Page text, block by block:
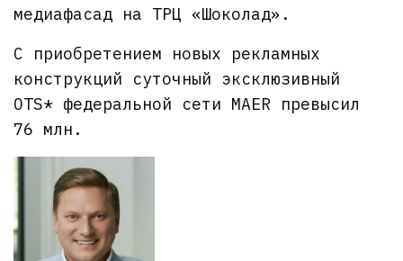
медиафасад на ТРЦ «Шоколад».
С приобретением новых рекламных
конструкций суточный эксклюзивный
OTS* федеральной сети MAER превысил
76 млн.